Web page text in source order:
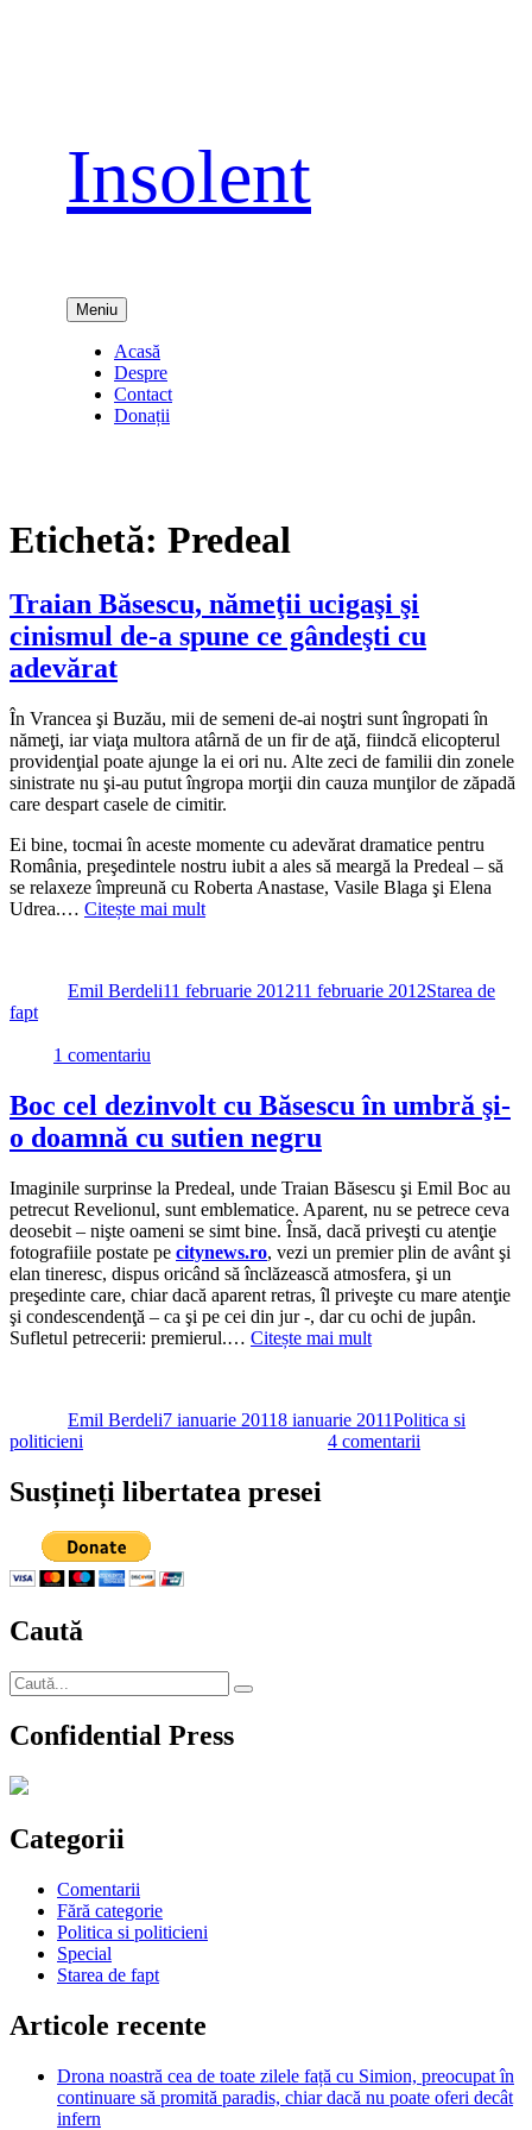
Insolent
Meniu
Acasă
Despre
Contact
Donații
Etichetă: Predeal
Traian Băsescu, nămeţii ucigaşi şi
cinismul de-a spune ce gândeşti cu
adevărat
În Vrancea şi Buzău, mii de semeni de-ai noştri sunt îngropati în
nămeţi, iar viaţa multora atârnă de un fir de aţă, fiindcă elicopterul
providenţial poate ajunge la ei ori nu. Alte zeci de familii din zonele
sinistrate nu şi-au putut îngropa morţii din cauza munţilor de zăpadă
care despart casele de cimitir.
Ei bine, tocmai în aceste momente cu adevărat dramatice pentru
România, preşedintele nostru iubit a ales să meargă la Predeal – să
se relaxeze împreună cu Roberta Anastase, Vasile Blaga şi Elena
Udrea.… Citește mai mult
Emil Berdeli11 februarie 201211 februarie 2012Starea de
fapt
1 comentariu
Băsescu,
nămeţii
ucigaşi
cinismul
de-
a
spune
ce
gândeşti
cu
adevărat
Boc cel dezinvolt cu Băsescu în umbră şi-
o doamnă cu sutien negru
Imaginile surprinse la Predeal, unde Traian Băsescu şi Emil Boc au
petrecut Revelionul, sunt emblematice. Aparent, nu se petrece ceva
deosebit – nişte oameni se simt bine. Însă, dacă priveşti cu atenţie
fotografiile postate pe citynews.ro, vezi un premier plin de avânt şi
elan tineresc, dispus oricând să înclăzească atmosfera, şi un
preşedinte care, chiar dacă aparent retras, îl priveşte cu mare atenţie
şi condescendenţă – ca şi pe cei din jur -, dar cu ochi de jupân.
Sufletul petrecerii: premierul.… Citește mai mult
Emil Berdeli7 ianuarie 20118 ianuarie 2011Politica si
politicieni
4 comentarii
Susțineți libertatea presei
Caută
Caută
după:
Căutare
Confidential Press
Categorii
Comentarii
Fără categorie
Politica si politicieni
Special
Starea de fapt
Articole recente
Drona noastră cea de toate zilele față cu Simion, preocupat în
continuare să promită paradis, chiar dacă nu poate oferi decât
infern